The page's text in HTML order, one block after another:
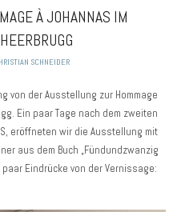
À JOHANNAS IM
SCHNEIDER
von der Ausstellung zur Hommage
Ein paar Tage nach dem zweiten
eröffneten wir die Ausstellung mit
aus dem Buch „Fündundzwanzig
paar Eindrücke von der Vernissage: